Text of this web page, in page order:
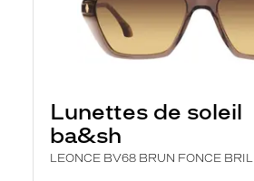
Lunettes de soleil
ba&sh
LEONCE BV68 BRUN FONCE BRIL